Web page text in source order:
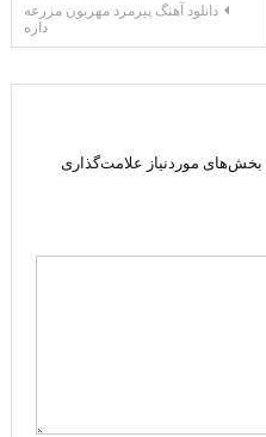
دانلود آهنگ پیرمرد مهربون مزرعه
داره
بخش‌های موردنیاز علامت‌گذاری